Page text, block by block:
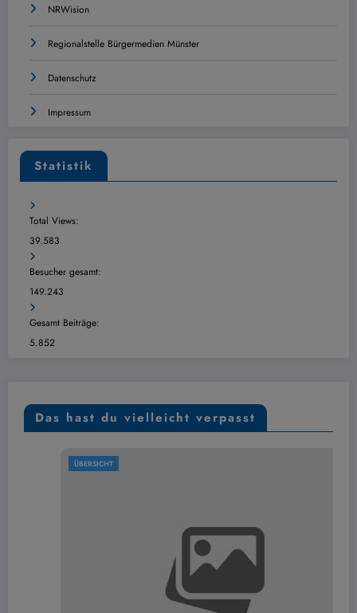
NRWision
Regionalstelle Bürgermedien Münster
Datenschutz
Impressum
Statistik
Total Views:
39.583
Besucher gesamt:
149.243
Gesamt Beiträge:
5.852
Das hast du vielleicht verpasst